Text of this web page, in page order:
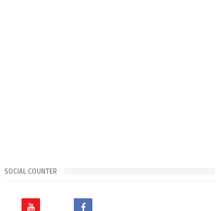
SOCIAL COUNTER